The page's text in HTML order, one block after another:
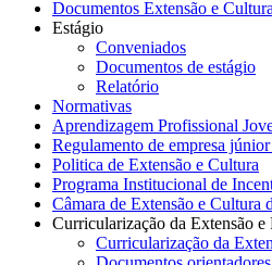
Documentos Extensão e Cultura
Estágio
Conveniados
Documentos de estágio
Relatório
Normativas
Aprendizagem Profissional
Regulamento de empresa
Politica de Extensão e Cultura
Programa Institucional de
Câmara de Extensão e
Curricularização da Extensão e
Curricularização da